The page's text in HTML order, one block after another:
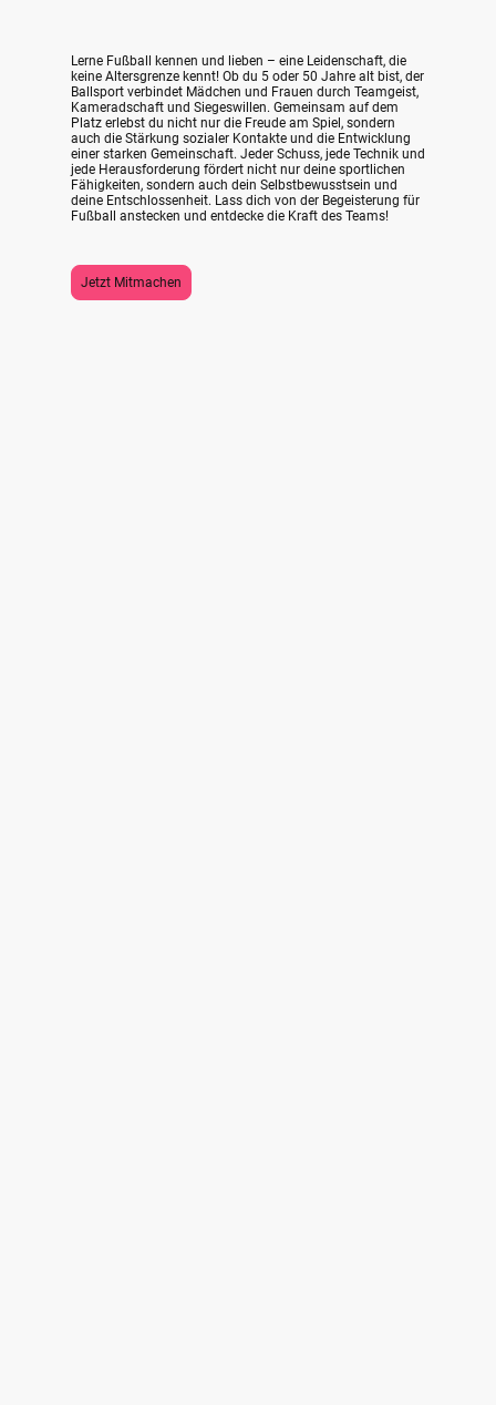
Lerne Fußball kennen und lieben – eine Leidenschaft, die
keine Altersgrenze kennt! Ob du 5 oder 50 Jahre alt bist, der
Ballsport verbindet Mädchen und Frauen durch Teamgeist,
Kameradschaft und Siegeswillen. Gemeinsam auf dem
Platz erlebst du nicht nur die Freude am Spiel, sondern
auch die Stärkung sozialer Kontakte und die Entwicklung
einer starken Gemeinschaft. Jeder Schuss, jede Technik und
jede Herausforderung fördert nicht nur deine sportlichen
Fähigkeiten, sondern auch dein Selbstbewusstsein und
deine Entschlossenheit. Lass dich von der Begeisterung für
Fußball anstecken und entdecke die Kraft des Teams!
Jetzt Mitmachen